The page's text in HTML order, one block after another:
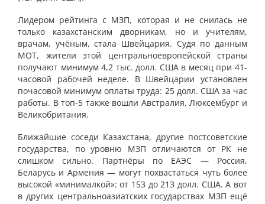
Лидером рейтинга с МЗП, которая и не снилась не
только казахстанским дворникам, но и учителям,
врачам, учёным, стала Швейцария. Судя по данным
МОТ, жители этой центральноевропейской страны
получают минимум 4,2 тыс. долл. США в месяц при 41-
часовой рабочей неделе. В Швейцарии установлен
почасовой минимум оплаты труда: 25 долл. США за час
работы. В топ-5 также вошли Австралия, Люксембург и
Великобритания.
Ближайшие соседи Казахстана, другие постсоветские
государства, по уровню МЗП отличаются от РК не
слишком сильно. Партнёры по ЕАЭС — Россия,
Беларусь и Армения — могут похвастаться чуть более
высокой «минималкой»: от 153 до 213 долл. США. А вот
в других центральноазиатских государствах МЗП ещё